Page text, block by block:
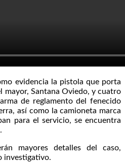
evidencia la pistola que porta
mayor, Santana Oviedo, y cuatro
de reglamento del fenecido
así como la camioneta marca
para el servicio, se encuentra
mayores detalles del caso,
investigativo.